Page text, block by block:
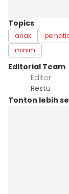
Topics
anak
minim
Editorial Team
Editor
Restu
Tonton lebih